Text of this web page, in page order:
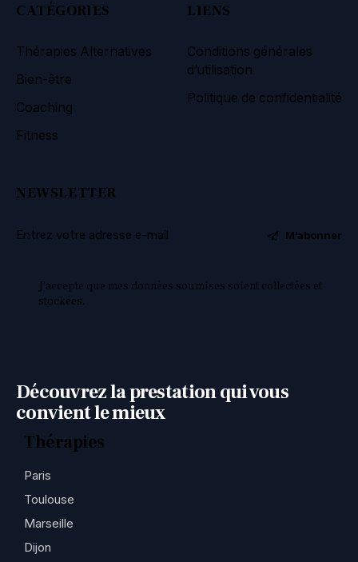
CATÉGORIES
Thérapies Alternatives
Bien-être
Coaching
Fitness
LIENS
Conditions générales
d’utilisation
Politique de confidentialité
NEWSLETTER
M’abonner
J’accepte que mes données soumises soient collectées et
stockées.
Découvrez la prestation qui vous
convient le mieux
Thérapies
Paris
Toulouse
Marseille
Dijon